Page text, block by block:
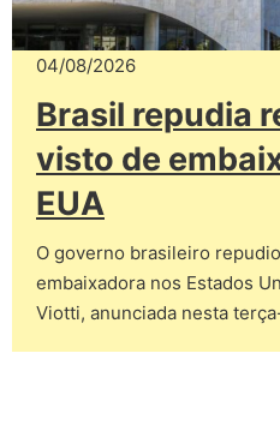
04/08/2026
Brasil repudia
visto de
EUA
O governo brasileiro
embaixadora nos Estados
Viotti, anunciada nesta